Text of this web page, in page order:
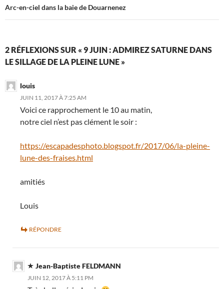
Arc-en-ciel dans la baie de Douarnenez
2 RÉFLEXIONS SUR « 9 JUIN : ADMIREZ SATURNE DANS
LE SILLAGE DE LA PLEINE LUNE »
louis
JUIN 11, 2017 À 7:25 AM
Voici ce rapprochement le 10 au matin,
notre ciel n’est pas clément le soir :
https://escapadesphoto.blogspot.fr/2017/06/la-pleine-
lune-des-fraises.html
amitiés
Louis
RÉPONDRE
Jean-Baptiste FELDMANN
JUIN 12, 2017 À 5:11 PM